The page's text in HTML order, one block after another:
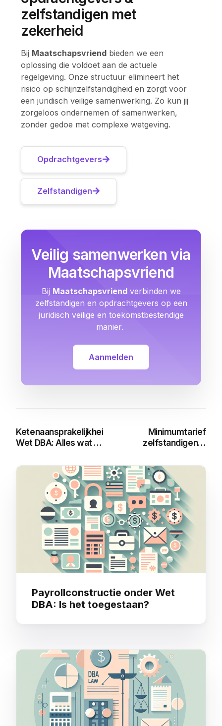
zelfstandigen met
zekerheid
Bij Maatschapsvriend bieden we een
oplossing die voldoet aan de actuele
regelgeving. Onze structuur elimineert het
risico op schijnzelfstandigheid en zorgt voor
een juridisch veilige samenwerking. Zo kun jij
zorgeloos ondernemen of samenwerken,
zonder gedoe met complexe wetgeving.
Opdrachtgevers
Zelfstandigen
Veilig samenwerken via
Maatschapsvriend
Bij Maatschapsvriendverbinden we
zelfstandigen en opdrachtgevers op een
juridisch veilige en toekomstbestendige
manier.
Aanmelden
Ketenaansprakelijkheid
Wet DBA: Alles wat je
Minimumtarief
zelfstandigen in
moet weten
You may also like
Payrollconstructie onder Wet
DBA: Is het toegestaan?